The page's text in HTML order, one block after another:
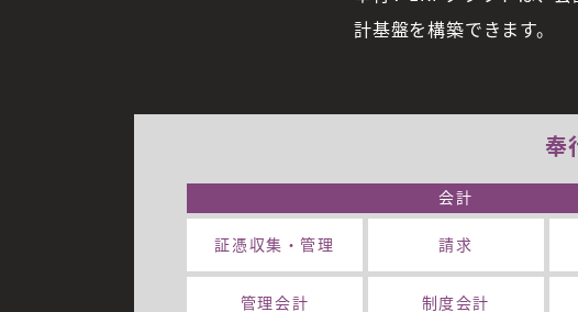
グループ全社のDXを推進し、経営力を
計基盤を構築できます。
奉
会計
証憑収集・ 管理 請求
管理会計 制度会計